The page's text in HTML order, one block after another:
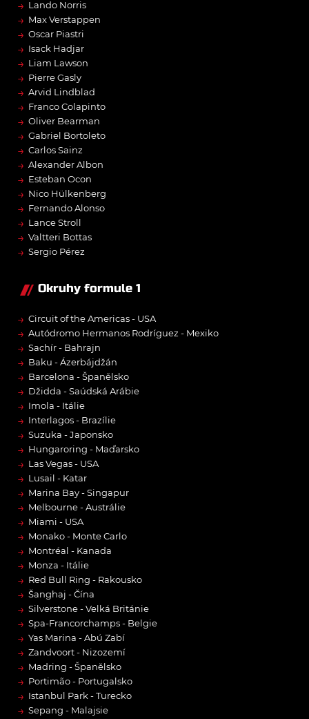
→ Lando Norris
→ Max Verstappen
→ Oscar Piastri
→ Isack Hadjar
→ Liam Lawson
→ Pierre Gasly
→ Arvid Lindblad
→ Franco Colapinto
→ Oliver Bearman
→ Gabriel Bortoleto
→ Carlos Sainz
→ Alexander Albon
→ Esteban Ocon
→ Nico Hülkenberg
→ Fernando Alonso
→ Lance Stroll
→ Valtteri Bottas
→ Sergio Pérez
Okruhy formule 1
→ Circuit of the Americas - USA
→ Autódromo Hermanos Rodríguez - Mexiko
→ Sachír - Bahrajn
→ Baku - Ázerbájdžán
→ Barcelona - Španělsko
→ Džidda - Saúdská Arábie
→ Imola - Itálie
→ Interlagos - Brazílie
→ Suzuka - Japonsko
→ Hungaroring - Maďarsko
→ Las Vegas - USA
→ Lusail - Katar
→ Marina Bay - Singapur
→ Melbourne - Austrálie
→ Miami - USA
→ Monako - Monte Carlo
→ Montréal - Kanada
→ Monza - Itálie
→ Red Bull Ring - Rakousko
→ Šanghaj - Čína
→ Silverstone - Velká Británie
→ Spa-Francorchamps - Belgie
→ Yas Marina - Abú Zabí
→ Zandvoort - Nizozemí
→ Madring - Španělsko
→ Portimão - Portugalsko
→ Istanbul Park - Turecko
→ Sepang - Malajsie